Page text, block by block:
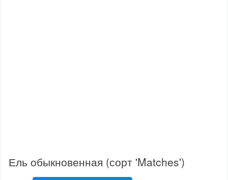
Ель обыкновенная (сорт 'Matches')